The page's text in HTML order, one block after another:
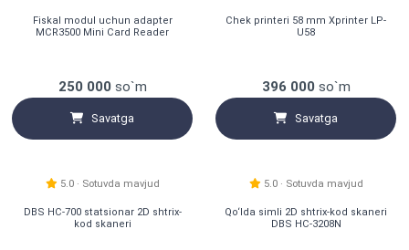
Fiskal modul uchun adapter
MCR3500 Mini Card Reader
250 000so`m
Savatga
Chek printeri 58 mm Xprinter LP-
U58
396 000so`m
Savatga
5.0 · Sotuvda mavjud
DBS HC-700 statsionar 2D shtrix-
kod skaneri
5.0 · Sotuvda mavjud
Qo‘lda simli 2D shtrix-kod skaneri
DBS HC-3208N